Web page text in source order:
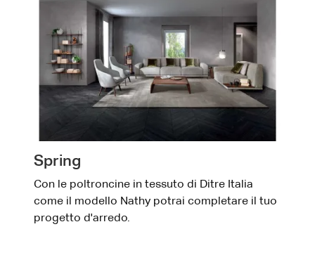
Spring
Con le poltroncine in tessuto di Ditre Italia
come il modello Nathy potrai completare il tuo
progetto d'arredo.